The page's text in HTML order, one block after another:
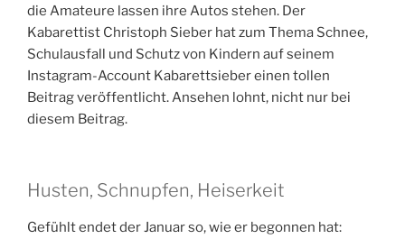
die Amateure lassen ihre Autos stehen. Der
Kabarettist Christoph Sieber hat zum Thema Schnee,
Schulausfall und Schutz von Kindern auf seinem
Instagram-Account Kabarettsieber einen tollen
Beitrag veröffentlicht. Ansehen lohnt, nicht nur bei
diesem Beitrag.
Husten, Schnupfen, Heiserkeit
Gefühlt endet der Januar so, wie er begonnen hat: